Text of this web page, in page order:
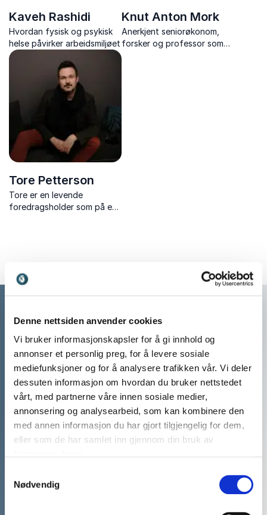
Denne nettsiden anvender cookies
Vi bruker informasjonskapsler for å gi innhold og
annonser et personlig preg, for å levere sosiale
mediefunksjoner og for å analysere trafikken vår. Vi deler
dessuten informasjon om hvordan du bruker nettstedet
vårt, med partnerne våre innen sosiale medier,
annonsering og analysearbeid, som kan kombinere den
med annen informasjon du har gjort tilgjengelig for dem,
eller som de har samlet inn gjennom din bruk av
Nødvendig
Kaveh Rashidi
Hvordan fysisk og psykisk
helse påvirker arbeidsmiljøet
Knut Anton Mork
Anerkjent seniorøkonom,
forsker og professor som
Tore Petterson
Tore er en levende
foredragsholder som på en
erfaring med å matche våre
kunders arrangementer med